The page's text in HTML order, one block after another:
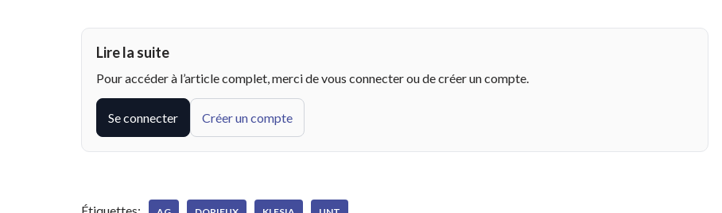
Lire la suite
Pour accéder à l’article complet, merci de vous connecter ou de créer un compte.
Se connecter Créer un compte